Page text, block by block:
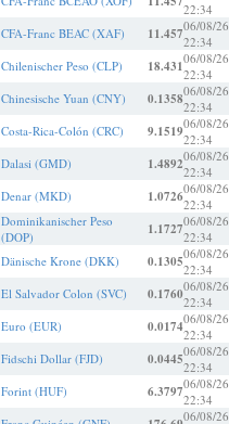
22:34
CFA-Franc BEAC (XAF) 11.45706/08/26
22:34
Chilenischer Peso (CLP) 18.43106/08/26
22:34
Chinesische Yuan (CNY) 0.135806/08/26
22:34
Costa-Rica-Colón (CRC) 9.151906/08/26
22:34
Dalasi (GMD) 1.489206/08/26
22:34
Denar (MKD) 1.072606/08/26
22:34
Dominikanischer Peso
(DOP)
1.172706/08/26
22:34
Dänische Krone (DKK) 0.130506/08/26
22:34
El Salvador Colon (SVC) 0.176006/08/26
22:34
Euro (EUR) 0.017406/08/26
22:34
Fidschi Dollar (FJD) 0.044506/08/26
22:34
Forint (HUF) 6.379706/08/26
22:34
06/08/26